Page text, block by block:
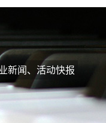
新闻、活动快报